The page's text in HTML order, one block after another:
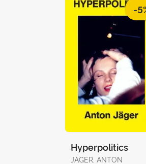
-
Hyperpolitics
JAGER, ANTON